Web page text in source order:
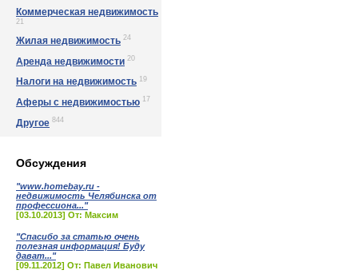
Коммерческая недвижимость
21
Жилая недвижимость 24
Аренда недвижимости 20
Налоги на недвижимость 19
Аферы с недвижимостью 17
Другое 844
Обсуждения
"www.homebay.ru -
недвижимость Челябинска от
профессиона..."
[03.10.2013] От: Максим
"Спасибо за статью очень
полезная информация! Буду
дават..."
[09.11.2012] От: Павел Иванович